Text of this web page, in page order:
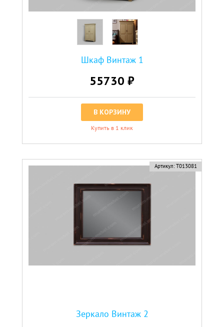
Шкаф Винтаж 1
55730 ₽
В КОРЗИНУ
Купить в 1 клик
Артикул: Т013081
Зеркало Винтаж 2